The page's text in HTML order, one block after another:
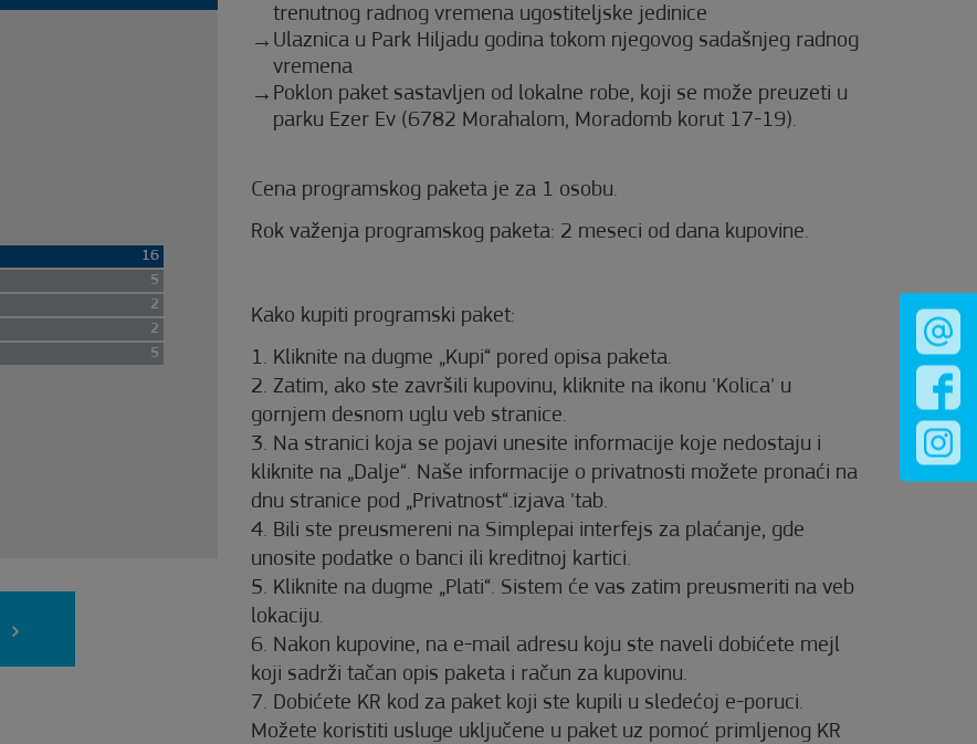
16
5
2
2
5
trenutnog radnog vremena ugostiteljske jedinice
Ulaznica u Park Hiljadu godina tokom njegovog sadašnjeg radnog
vremena
Poklon paket sastavljen od lokalne robe, koji se može preuzeti u
parku Ezer Ev (6782 Morahalom, Moradomb korut 17-19).
Cena programskog paketa je za 1 osobu.
Rok važenja programskog paketa: 2 meseci od dana kupovine.
Kako kupiti programski paket:
1. Kliknite na dugme „Kupi“ pored opisa paketa.
2. Zatim, ako ste završili kupovinu, kliknite na ikonu 'Kolica' u
gornjem desnom uglu veb stranice.
3. Na stranici koja se pojavi unesite informacije koje nedostaju i
kliknite na „Dalje“. Naše informacije o privatnosti možete pronaći na
dnu stranice pod „Privatnost“.izjava 'tab.
4. Bili ste preusmereni na Simplepai interfejs za plaćanje, gde
unosite podatke o banci ili kreditnoj kartici.
5. Kliknite na dugme „Plati“. Sistem će vas zatim preusmeriti na veb
lokaciju.
6. Nakon kupovine, na e-mail adresu koju ste naveli dobićete mejl
koji sadrži tačan opis paketa i račun za kupovinu.
7. Dobićete KR kod za paket koji ste kupili u sledećoj e-poruci.
Možete koristiti usluge uključene u paket uz pomoć primljenog KR